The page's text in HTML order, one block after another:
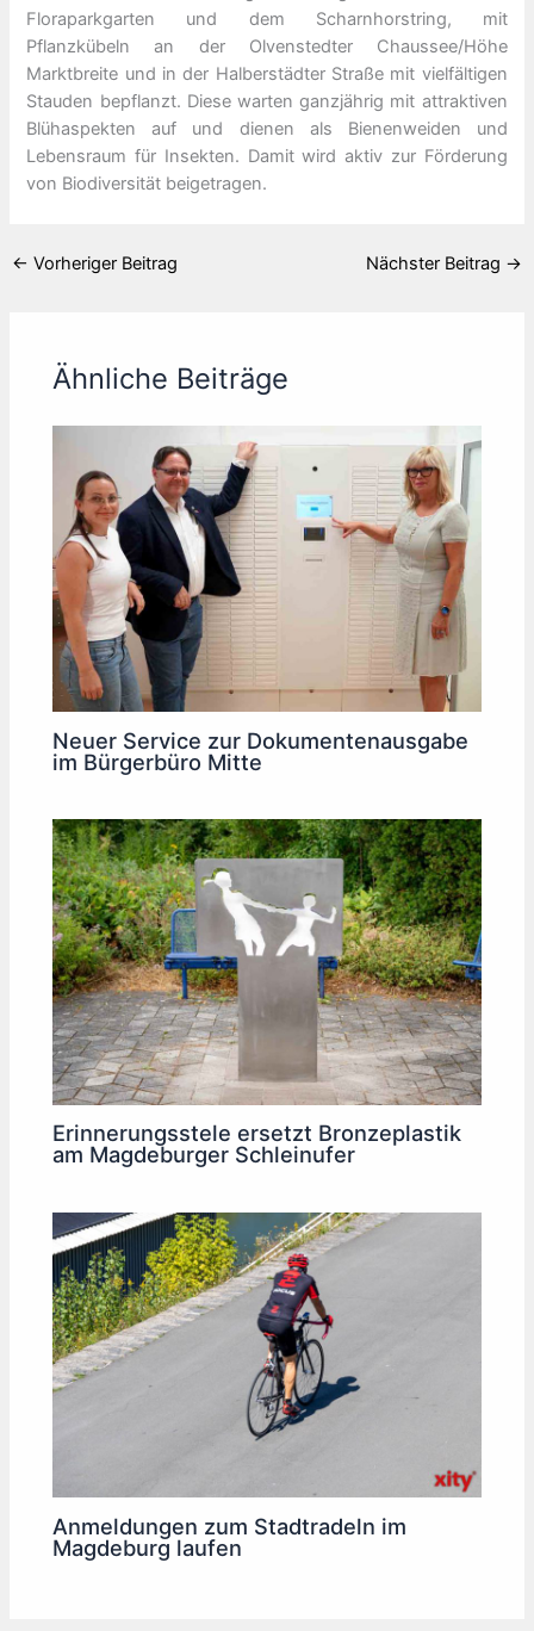
Floraparkgarten und dem Scharnhorstring, mit
Pflanzkübeln an der Olvenstedter Chaussee/Höhe
Marktbreite und in der Halberstädter Straße mit vielfältigen
Stauden bepflanzt. Diese warten ganzjährig mit attraktiven
Blühaspekten auf und dienen als Bienenweiden und
Lebensraum für Insekten. Damit wird aktiv zur Förderung
von Biodiversität beigetragen.
← Vorheriger Beitrag Nächster Beitrag →
Ähnliche Beiträge
Neuer Service zur Dokumentenausgabe
im Bürgerbüro Mitte
Erinnerungsstele ersetzt Bronzeplastik
am Magdeburger Schleinufer
Anmeldungen zum Stadtradeln im
Magdeburg laufen